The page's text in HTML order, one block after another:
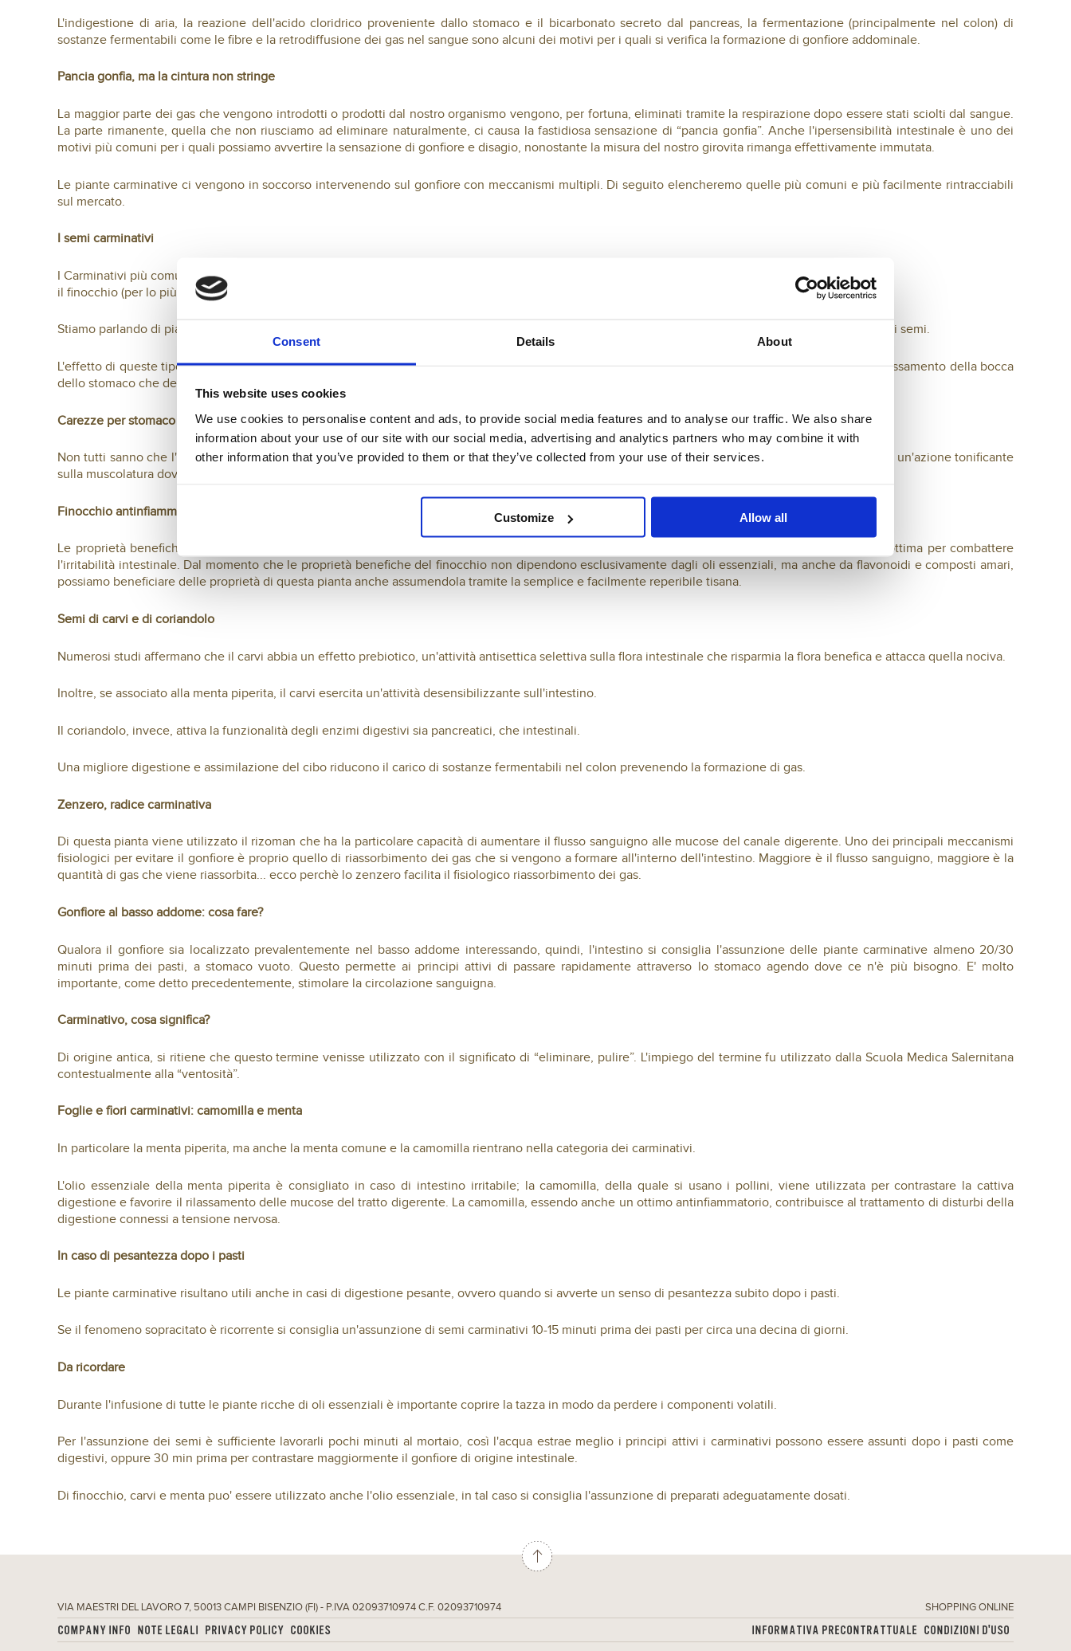
Consent Details About
This website uses cookies
We use cookies to personalise content and ads, to provide social media features and to analyse our traffic. We also share
information about your use of our site with our social media, advertising and analytics partners who may combine it with
other information that you’ve provided to them or that they’ve collected from your use of their services.
Customize Allow all
L'indigestione di aria, la reazione dell'acido cloridrico proveniente dallo stomaco e il bicarbonato secreto dal pancreas, la fermentazione (principalmente nel colon) di
sostanze fermentabili come le fibre e la retrodiffusione dei gas nel sangue sono alcuni dei motivi per i quali si verifica la formazione di gonfiore addominale.
Pancia gonfia, ma la cintura non stringe
La maggior parte dei gas che vengono introdotti o prodotti dal nostro organismo vengono, per fortuna, eliminati tramite la respirazione dopo essere stati sciolti dal sangue.
La parte rimanente, quella che non riusciamo ad eliminare naturalmente, ci causa la fastidiosa sensazione di “pancia gonfia”. Anche l'ipersensibilità intestinale è uno dei
motivi più comuni per i quali possiamo avvertire la sensazione di gonfiore e disagio, nonostante la misura del nostro girovita rimanga effettivamente immutata.
Le piante carminative ci vengono in soccorso intervenendo sul gonfiore con meccanismi multipli. Di seguito elencheremo quelle più comuni e più facilmente rintracciabili
sul mercato.
I semi carminativi
I Carminativi più comuni appartengono proprio alla famiglia dei semi, tra questi abbiamo:
il finocchio (per lo più nella varietà dolce), il cumino, il coriandolo e il carvi.
Stiamo parlando di piante appartenenti alla famiglia delle Ombrellifere, particolarmente ricche di oli essenziali presenti in maggiore quantità proprio nei semi.
L'effetto di queste tipologie di piante carminative è praticamente immediato se assunte dopo i pasti, in 10 massimo 15 minuti provocano, infatti, un rilassamento della bocca
dello stomaco che determina la fuoriuscita di aria.
Carezze per stomaco e intestino
Non tutti sanno che l'effetto dei semi carminativi è doppio, da una parte si ha una l'azione spasmolitica che avviene nello stomaco; dall'altra si ottiene un'azione tonificante
sulla muscolatura dovuta all'azione dei succhi gastrici intestinali che contribuiscono ad evitare la stasi dei gas favorendo l'avanzamento dei cibi.
Finocchio antinfiammatorio
Le proprietà benefiche del finocchio non si limitano solo all'azione spasmolitica e tonificante, ma anche ad una possente attività antinfiammatoria ottima per combattere
l'irritabilità intestinale. Dal momento che le proprietà benefiche del finocchio non dipendono esclusivamente dagli oli essenziali, ma anche da flavonoidi e composti amari,
possiamo beneficiare delle proprietà di questa pianta anche assumendola tramite la semplice e facilmente reperibile tisana.
Semi di carvi e di coriandolo
Numerosi studi affermano che il carvi abbia un effetto prebiotico, un'attività antisettica selettiva sulla flora intestinale che risparmia la flora benefica e attacca quella nociva.
Inoltre, se associato alla menta piperita, il carvi esercita un'attività desensibilizzante sull'intestino.
Il coriandolo, invece, attiva la funzionalità degli enzimi digestivi sia pancreatici, che intestinali.
Una migliore digestione e assimilazione del cibo riducono il carico di sostanze fermentabili nel colon prevenendo la formazione di gas.
Zenzero, radice carminativa
Di questa pianta viene utilizzato il rizoman che ha la particolare capacità di aumentare il flusso sanguigno alle mucose del canale digerente. Uno dei principali meccanismi
fisiologici per evitare il gonfiore è proprio quello di riassorbimento dei gas che si vengono a formare all'interno dell'intestino. Maggiore è il flusso sanguigno, maggiore è la
quantità di gas che viene riassorbita... ecco perchè lo zenzero facilita il fisiologico riassorbimento dei gas.
Gonfiore al basso addome: cosa fare?
Qualora il gonfiore sia localizzato prevalentemente nel basso addome interessando, quindi, l'intestino si consiglia l'assunzione delle piante carminative almeno 20/30
minuti prima dei pasti, a stomaco vuoto. Questo permette ai principi attivi di passare rapidamente attraverso lo stomaco agendo dove ce n'è più bisogno. E' molto
importante, come detto precedentemente, stimolare la circolazione sanguigna.
Carminativo, cosa significa?
Di origine antica, si ritiene che questo termine venisse utilizzato con il significato di “eliminare, pulire”. L'impiego del termine fu utilizzato dalla Scuola Medica Salernitana
contestualmente alla “ventosità”.
Foglie e fiori carminativi: camomilla e menta
In particolare la menta piperita, ma anche la menta comune e la camomilla rientrano nella categoria dei carminativi.
L'olio essenziale della menta piperita è consigliato in caso di intestino irritabile; la camomilla, della quale si usano i pollini, viene utilizzata per contrastare la cattiva
digestione e favorire il rilassamento delle mucose del tratto digerente. La camomilla, essendo anche un ottimo antinfiammatorio, contribuisce al trattamento di disturbi della
digestione connessi a tensione nervosa.
In caso di pesantezza dopo i pasti
Le piante carminative risultano utili anche in casi di digestione pesante, ovvero quando si avverte un senso di pesantezza subito dopo i pasti.
Se il fenomeno sopracitato è ricorrente si consiglia un'assunzione di semi carminativi 10-15 minuti prima dei pasti per circa una decina di giorni.
Da ricordare
Durante l'infusione di tutte le piante ricche di oli essenziali è importante coprire la tazza in modo da perdere i componenti volatili.
Per l'assunzione dei semi è sufficiente lavorarli pochi minuti al mortaio, così l'acqua estrae meglio i principi attivi i carminativi possono essere assunti dopo i pasti come
digestivi, oppure 30 min prima per contrastare maggiormente il gonfiore di origine intestinale.
Di finocchio, carvi e menta puo' essere utilizzato anche l'olio essenziale, in tal caso si consiglia l'assunzione di preparati adeguatamente dosati.
VIA MAESTRI DEL LAVORO 7, 50013 CAMPI BISENZIO (FI) - P.IVA 02093710974 C.F. 02093710974 SHOPPING ONLINE
COMPANY INFO NOTE LEGALI PRIVACY POLICY COOKIES INFORMATIVA PRECONTRATTUALE CONDIZIONI D'USO